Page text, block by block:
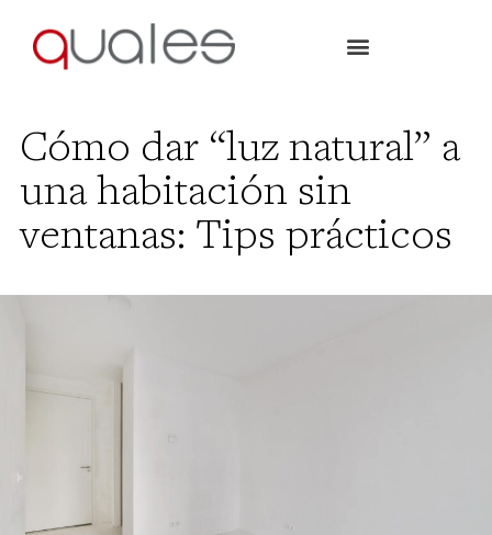
Cómo dar “luz natural” a
una habitación sin
ventanas: Tips prácticos